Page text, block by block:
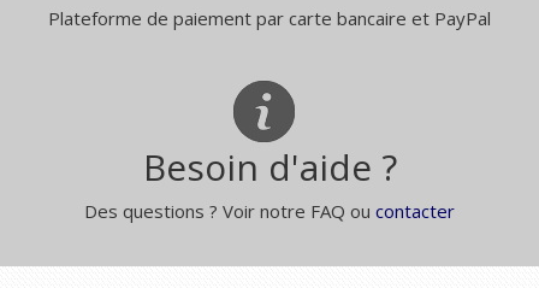
Plateforme de paiement par carte bancaire et PayPal
Besoin d'aide ?
Des questions ? Voir notre FAQ ou contacter